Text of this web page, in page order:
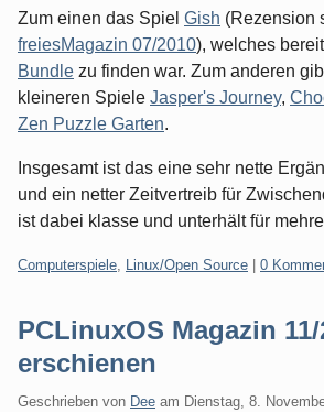
Zum einen das Spiel Gish (Rezension
freiesMagazin 07/2010), welches
Bundle zu finden war. Zum anderen
kleineren Spiele Jasper's Journey,
Zen Puzzle Garten.
Insgesamt ist das eine sehr nette
und ein netter Zeitvertreib für
ist dabei klasse und unterhält für
Kategorien:
Computerspiele, Linux/Open Source 0
PCLinuxOS Magazin 11/
erschienen
Geschrieben von Dee am Dienstag, 8.